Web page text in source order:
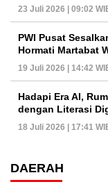
23 Juli 2026 | 09:02
PWI Pusat
Hormati Martabat
19 Juli 2026 | 14:42
Hadapi Era AI,
dengan Literasi
18 Juli 2026 | 17:41
DAERAH